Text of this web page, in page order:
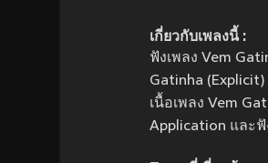
เกี่ยวกับเพลงนี้ :
ฟังเพลง Vem
Gatinha
เนื้อเพลง Vem
Application และ